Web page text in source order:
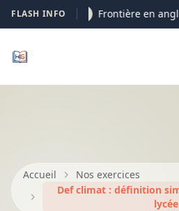
FLASH INFO Frontière en
Accueil
Nos exercices
Def climat : définition
lycée